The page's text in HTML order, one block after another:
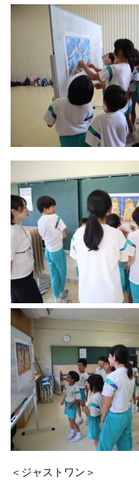
＜ジャストワン＞